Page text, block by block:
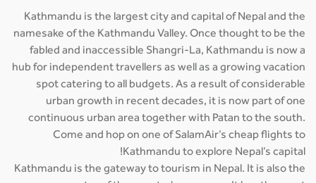
Kathmandu is the largest city and capital of Nepal and the
namesake of the Kathmandu Valley. Once thought to be the
fabled and inaccessible Shangri-La, Kathmandu is now a
hub for independent travellers as well as a growing vacation
spot catering to all budgets. As a result of considerable
urban growth in recent decades, it is now part of one
continuous urban area together with Patan to the south.
Come and hop on one of SalamAir’s cheap flights to
Kathmandu to explore Nepal’s capital!
Kathmandu is the gateway to tourism in Nepal. It is also the